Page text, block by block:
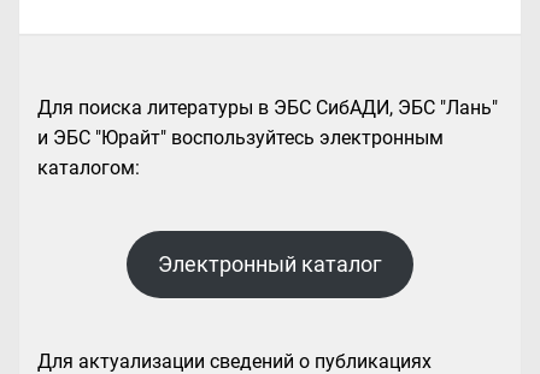
Для поиска литературы в ЭБС СибАДИ, ЭБС "Лань"
и ЭБС "Юрайт" воспользуйтесь электронным
каталогом:
Электронный каталог
Для актуализации сведений о публикациях